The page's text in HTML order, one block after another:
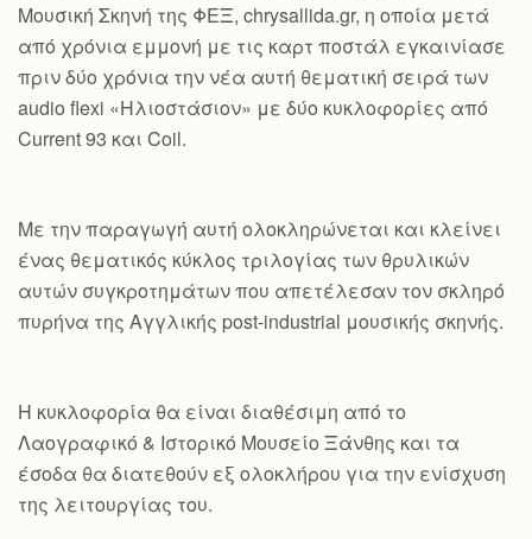
Μουσική Σκηνή της ΦΕΞ, chrysallida.gr, η οποία μετά
από χρόνια εμμονή με τις καρτ ποστάλ εγκαινίασε
πριν δύο χρόνια την νέα αυτή θεματική σειρά των
audio flexi «Ηλιοστάσιον» με δύο κυκλοφορίες από
Current 93 και Coil.
Με την παραγωγή αυτή ολοκληρώνεται και κλείνει
ένας θεματικός κύκλος τριλογίας των θρυλικών
αυτών συγκροτημάτων που απετέλεσαν τον σκληρό
πυρήνα της Αγγλικής post-industrial μουσικής σκηνής.
Η κυκλοφορία θα είναι διαθέσιμη από το
Λαογραφικό & Ιστορικό Μουσείο Ξάνθης και τα
έσοδα θα διατεθούν εξ ολοκλήρου για την ενίσχυση
της λειτουργίας του.